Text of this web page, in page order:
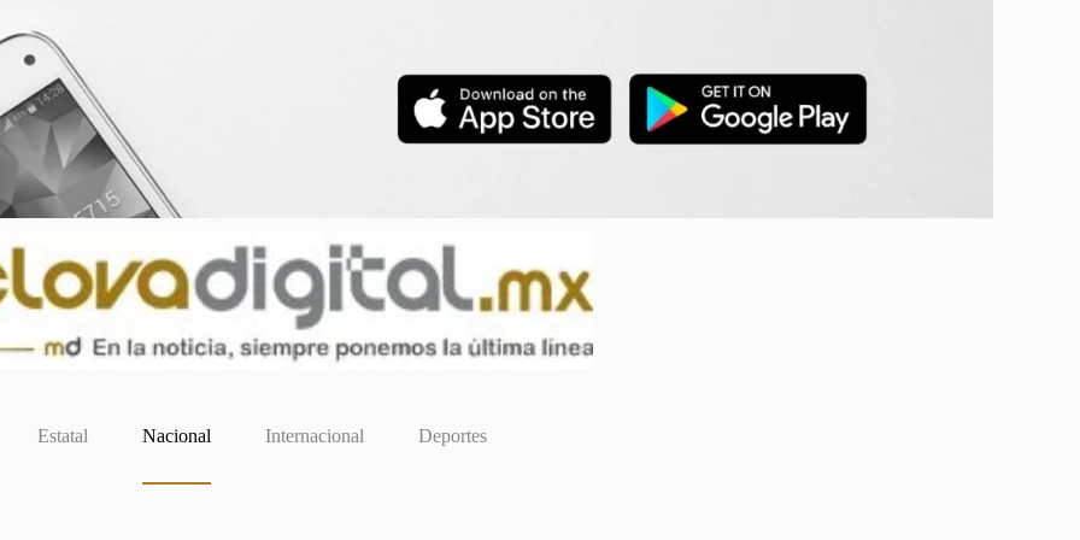
Estatal Nacional Internacional Deportes